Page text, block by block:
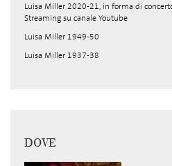
Luisa Miller 2020-21, in forma di
Streaming su canale Youtube
Luisa Miller 1949-50
Luisa Miller 1937-38
DOVE